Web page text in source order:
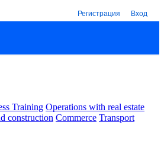
Регистрация Вход
Training Operations with real estate
construction Commerce Transport